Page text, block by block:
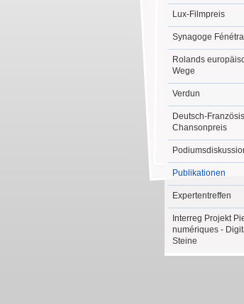
Lux-Filmpreis
Synagoge
Rolands
Wege
Verdun
Deutsch-
Chansonpreis
Publikationen
Expertentreffen
Interreg Projekt
numériques -
Steine